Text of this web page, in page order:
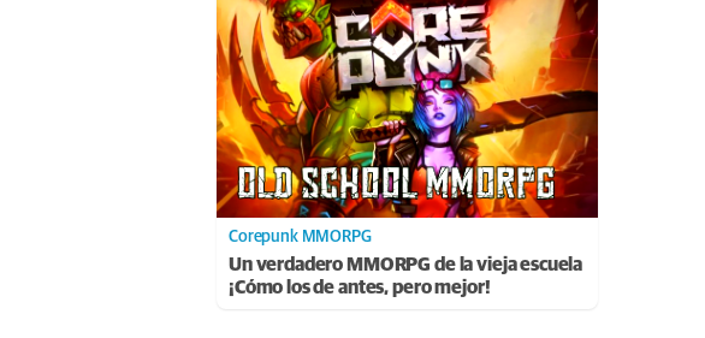
Corepunk MMORPG
Un verdadero MMORPG de la vieja escuela
¡Cómo los de antes, pero mejor!